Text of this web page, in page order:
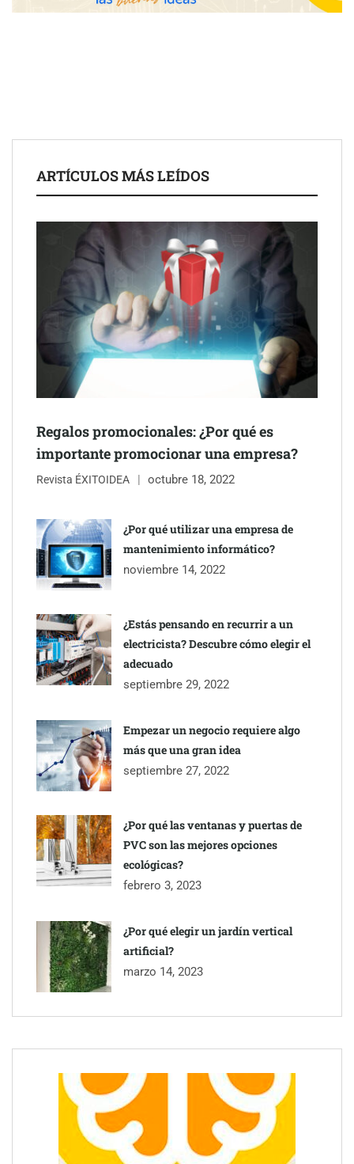
La luz roja, el nuevo aftersun, actúa en la recuperación de la piel
Eulalia Roig lanza ‘The Journal’, una revista digital mensual de
entrevistas y fotografía editorial
inmobiliarios: hasta 82% de ahorro por cobro
Gestoría Online reduce a unas horas el alta de autónomo
ARTÍCULOS MÁS LEÍDOS
Regalos promocionales: ¿Por qué es
importante promocionar una empresa?
Revista ÉXITOIDEA octubre 18, 2022
¿Por qué utilizar una empresa de
mantenimiento informático?
noviembre 14, 2022
¿Estás pensando en recurrir a un
electricista? Descubre cómo elegir el
adecuado
septiembre 29, 2022
Empezar un negocio requiere algo
más que una gran idea
septiembre 27, 2022
¿Por qué las ventanas y puertas de
PVC son las mejores opciones
ecológicas?
febrero 3, 2023
¿Por qué elegir un jardín vertical
artificial?
marzo 14, 2023